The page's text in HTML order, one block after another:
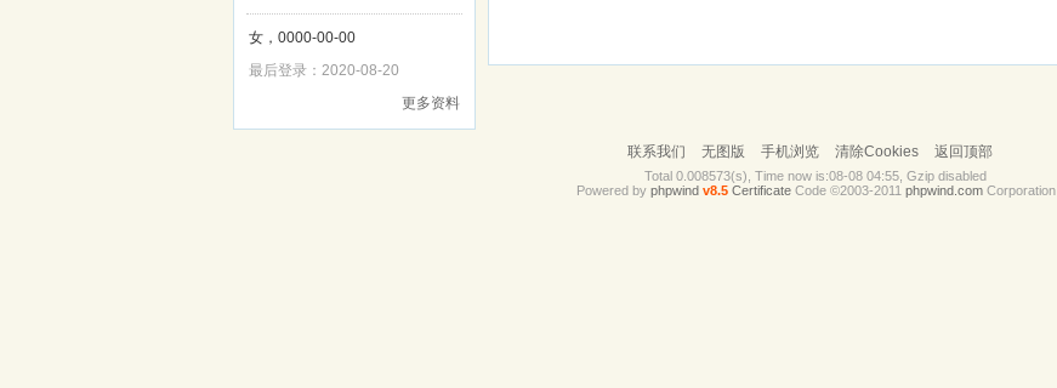
女，0000-00-00
最后登录：2020-08-20
更多资料
联系我们 无图版 手机浏览 清除Cookies 返回顶部
Total 0.008573(s), Time now is:08-08 04:55, Gzip disabled
Powered by phpwind v8.5 CertificateCode ©2003-2011 phpwind.comCorporation